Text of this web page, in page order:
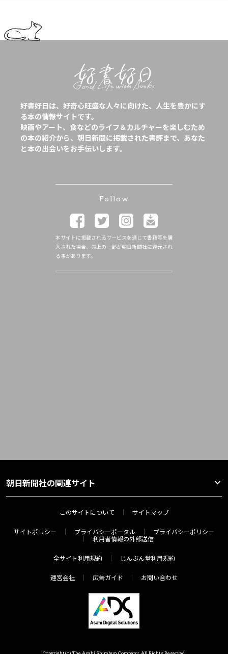
好書好日は、好奇心旺盛な人々に向けた、人生を豊かにす
る本の情報サイトです。
映画やアート、食などのライフ＆カルチャーを楽しむため
の本の紹介から、朝日新聞に掲載された書評まで、あなた
と本の出会いをお手伝いします。
Follow
本サイトに掲載されるサービスを通じて書籍等を購
入された場合、売上の一部が朝日新聞社に還元され
る事があります。
朝日新聞社の関連サイト
このサイトについて サイトマップ
サイトポリシー プライバシーポータル
プライバシーポリシー
利用者情報の外部送信
全サイト利用規約 じんぶん堂利用規約
運営会社 広告ガイド お問い合わせ